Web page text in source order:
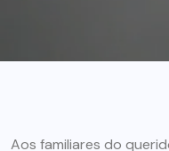
Aos familiares do